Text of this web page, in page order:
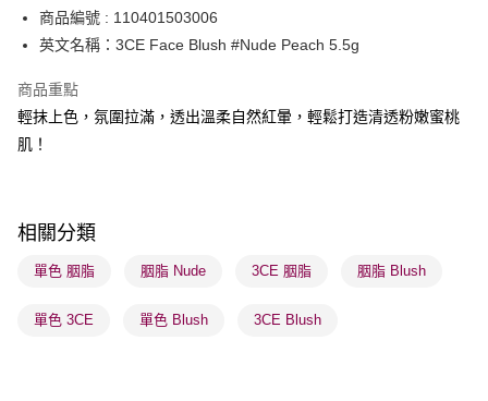
PayMe
WeChat Pay
BoC Pay
送貨方式
每筆HK$65.00，滿HK$300.00或以上免運費
確認發貨後1-3 工作天送達，訂單將隨機分配至SF順豐速運或京東
商品編號 : 110401503006
英文名稱：3CE Face Blush #Nude Peach 5.5g
商品重點
輕抹上色，氛圍拉滿，透出溫柔自然紅暈，輕鬆打造清透粉嫩蜜桃
肌！
相關分類
單色 胭脂 胭脂 Nude 3CE 胭脂 胭脂 Blush
單色 3CE 單色 Blush 3CE Blush